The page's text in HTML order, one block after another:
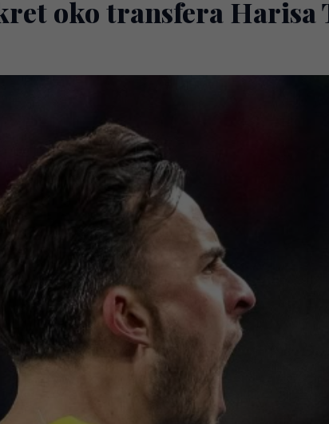
oko transfera Harisa